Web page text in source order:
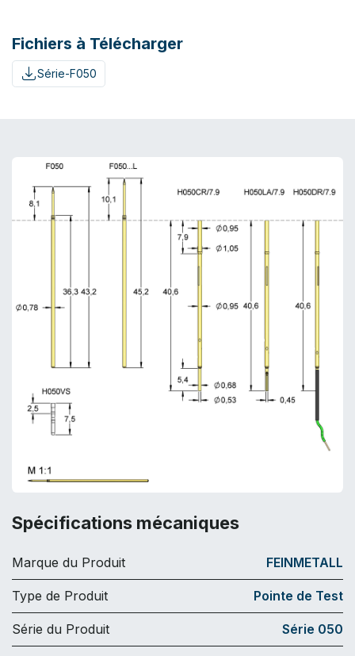
Fichiers à Télécharger
Série-F050
Spécifications mécaniques
Marque du Produit FEINMETALL
Type de Produit Pointe de Test
Série du Produit Série 050